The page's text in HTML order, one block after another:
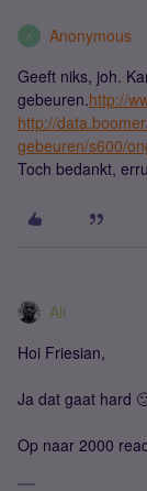
A Anonymous
Geeft niks, joh.
gebeuren.http://
http://
gebeuren/s600/
Toch bedankt,
Ali
Hoi Friesian,
Ja dat gaat hard
Op naar 2000